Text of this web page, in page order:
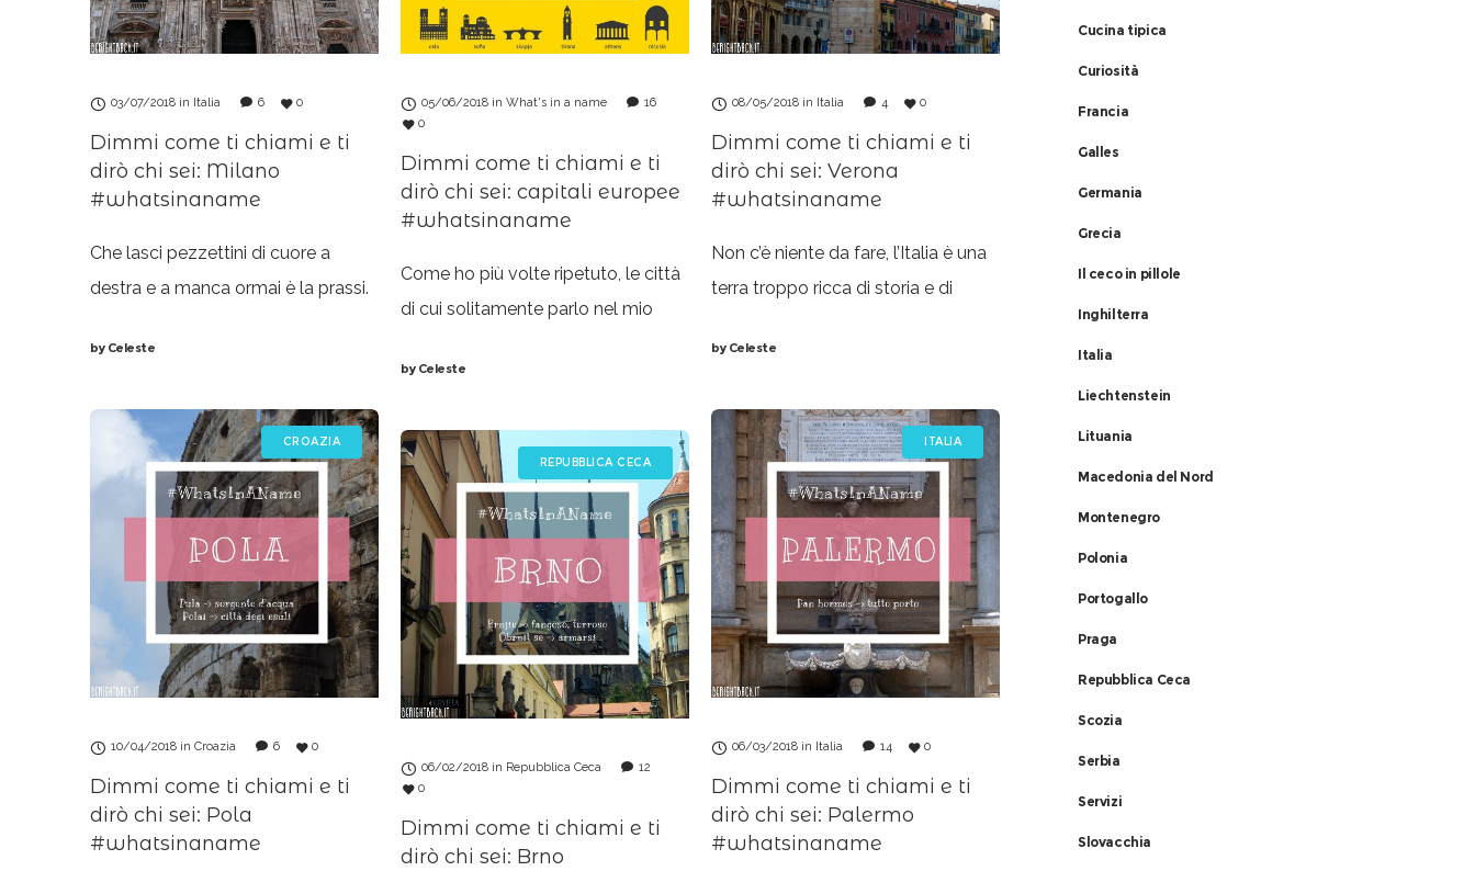
03/07/2018 in Italia 6 0
Dimmi come ti chiami e ti
dirò chi sei: Milano
#whatsinaname
Che lasci pezzettini di cuore a
destra e a manca ormai è la prassi.
ogni tanto ritorno (sempre per
byCeleste
05/06/2018 in What's in a name
16
0
Dimmi come ti chiami e ti
dirò chi sei: capitali europee
#whatsinaname
Come ho più volte ripetuto, le città
di cui solitamente parlo nel mio
che ho visitato in prima persona. La
byCeleste
08/05/2018 in Italia 4 0
Dimmi come ti chiami e ti
dirò chi sei: Verona
#whatsinaname
Non c’è niente da fare, l’Italia è una
terra troppo ricca di storia e di
soccorso quando sono a corto di
byCeleste
CROAZIA
10/04/2018 in Croazia 6 0
Dimmi come ti chiami e ti
dirò chi sei: Pola
#whatsinaname
ITALIA
06/03/2018 in Italia 14 0
Dimmi come ti chiami e ti
dirò chi sei: Palermo
#whatsinaname
REPUBBLICA CECA
06/02/2018 in Repubblica Ceca
12
0
Dimmi come ti chiami e ti
dirò chi sei: Brno
Cucina tipica
Curiosità
Francia
Galles
Germania
Grecia
Il ceco in pillole
Inghilterra
Italia
Liechtenstein
Lituania
Macedonia del Nord
Montenegro
Polonia
Portogallo
Praga
Repubblica Ceca
Scozia
Serbia
Servizi
Slovacchia